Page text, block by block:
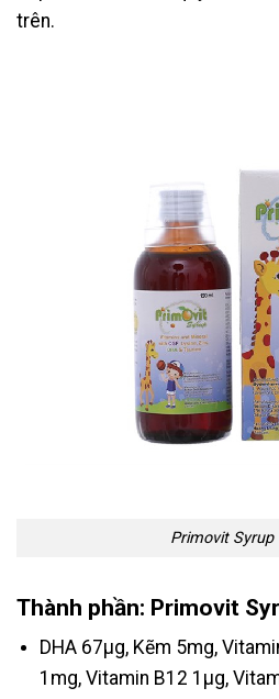
trên.
Primovit Syrup
Thành phần: Primovit
DHA 67µg, Kẽm 5mg,
1mg, Vitamin B12 1µg,